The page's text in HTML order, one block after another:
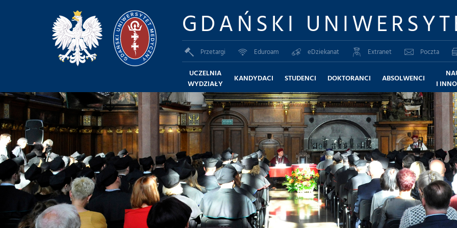
GDAŃSKI
Przetargi Eduroam eDziekanat Extranet Poczta
UCZELNIA
WYDZIAŁY
KANDYDACI STUDENCI DOKTORANCI ABSOLWENCI
I